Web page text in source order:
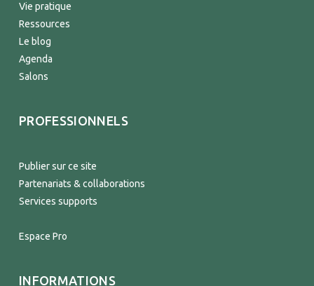
Vie pratique
Ressources
Le blog
Agenda
Salons
PROFESSIONNELS
Publier sur ce site
Partenariats & collaborations
Services supports
Espace Pro
INFORMATIONS